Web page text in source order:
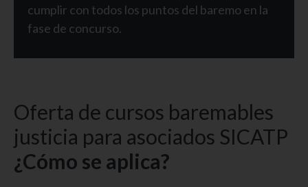
cumplir con todos los puntos del baremo en la
fase de concurso.
Oferta de cursos baremables
justicia para asociados SICATP
¿Cómo se aplica?​